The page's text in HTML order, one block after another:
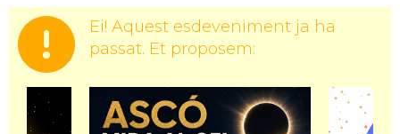
Ei! Aquest esdeveniment ja ha
passat. Et proposem: